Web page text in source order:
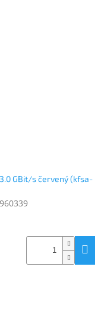
GBit/s červený (kfsa-